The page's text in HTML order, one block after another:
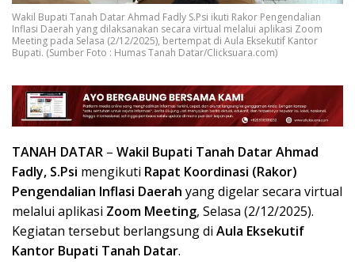
Wakil Bupati Tanah Datar Ahmad Fadly S.Psi ikuti Rakor Pengendalian
Inflasi Daerah yang dilaksanakan secara virtual melalui aplikasi Zoom
Meeting pada Selasa (2/12/2025), bertempat di Aula Eksekutif Kantor
Bupati. (Sumber Foto : Humas Tanah Datar/Clicksuara.com)
TANAH DATAR – Wakil Bupati Tanah Datar Ahmad
Fadly, S.Psi mengikuti Rapat Koordinasi (Rakor)
Pengendalian Inflasi Daerah yang digelar secara virtual
melalui aplikasi Zoom Meeting, Selasa (2/12/2025).
Kegiatan tersebut berlangsung di Aula Eksekutif
Kantor Bupati Tanah Datar.